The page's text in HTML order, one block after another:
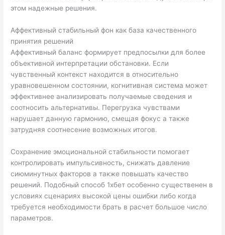
этом надежные решения.
Аффективный стабильный фон как база качественного
принятия решений
Аффективный баланс формирует предпосылки для более
объективной интерпретации обстановки. Если
чувственный контекст находится в относительно
уравновешенном состоянии, когнитивная система может
эффективнее анализировать получаемые сведения и
соотносить альтернативы. Перегрузка чувствами
нарушает данную гармонию, смещая фокус а также
затрудняя соотнесение возможных итогов.
Сохранение эмоциональной стабильности помогает
контролировать импульсивность, снижать давление
сиюминутных факторов а также повышать качество
решений. Подобный способ 1хбет особенно существенен в
условиях сценариях высокой цены ошибки либо когда
требуется необходимости брать в расчет большое число
параметров.